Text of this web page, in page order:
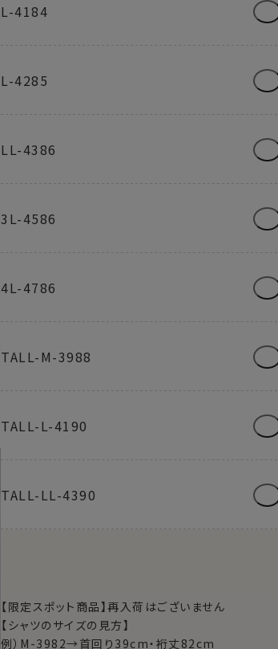
L-4184
L-4285
LL-4386
3L-4586
4L-4786
TALL-M-3988
TALL-L-4190
TALL-LL-4390
【限定スポット商品】再入荷はございません
【シャツのサイズの見方】
例）M-3982→首回り39cm・裄丈82cm